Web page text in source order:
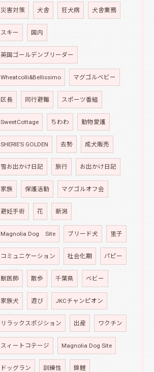
災害対策 犬舎 狂犬病 犬舎業務
スキー 国内
英国ゴールデンブリーダー
Wheatcolli&Bellissimo マグゴルベビー
区長 同行避難 スポーツ番組
SweetCottage ちわわ 動物愛護
SHERIE’S GOLDEN 去勢 成犬販売
雪お出かけ日記 旅行 お出かけ日記
家族 保護活動 マグゴルオフ会
避妊手術 花 新潟
Magnolia Dog Site ブリード犬 里子
コミュニケーション 社会化期 パピー
獣医師 散歩 千葉県 ベビー
家族犬 遊び JKCチャンピオン
リラックスポジション 出産 ワクチン
スィートコテージ Magnolia Dog Site
ドッグラン 訓練性 錦鯉